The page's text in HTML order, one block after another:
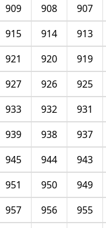
907
908
909
913
914
915
919
920
921
925
926
927
931
932
933
937
938
939
943
944
945
949
950
951
955
956
957